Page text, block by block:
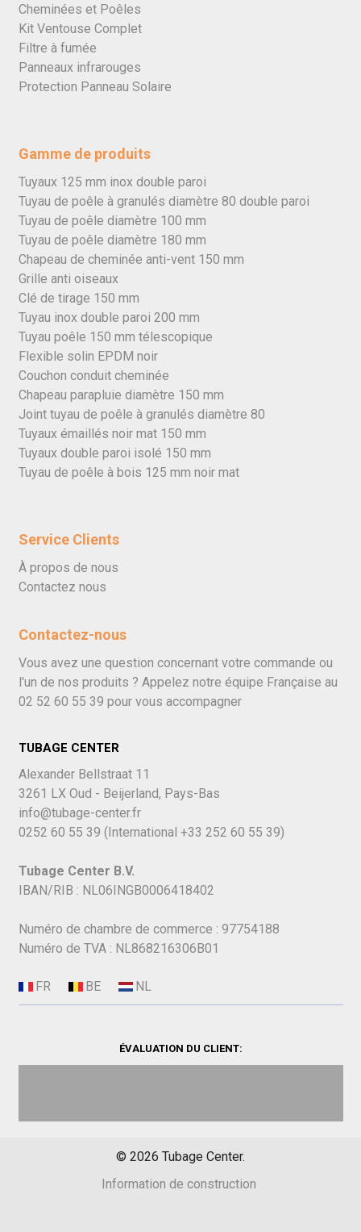
Cheminées et Poêles
Kit Ventouse Complet
Filtre à fumée
Panneaux infrarouges
Protection Panneau Solaire
Gamme de produits
Tuyaux 125 mm inox double paroi
Tuyau de poêle à granulés diamètre 80 double paroi
Tuyau de poêle diamètre 100 mm
Tuyau de poêle diamètre 180 mm
Chapeau de cheminée anti-vent 150 mm
Grille anti oiseaux
Clé de tirage 150 mm
Tuyau inox double paroi 200 mm
Tuyau poêle 150 mm télescopique
Flexible solin EPDM noir
Couchon conduit cheminée
Chapeau parapluie diamètre 150 mm
Joint tuyau de poêle à granulés diamètre 80
Tuyaux émaillés noir mat 150 mm
Tuyaux double paroi isolé 150 mm
Tuyau de poêle à bois 125 mm noir mat
Service Clients
À propos de nous
Contactez nous
Contactez-nous
Vous avez une question concernant votre commande ou
l'un de nos produits ? Appelez notre équipe Française au
02 52 60 55 39 pour vous accompagner
TUBAGE CENTER
Alexander Bellstraat 11
3261 LX Oud - Beijerland, Pays-Bas
info@tubage-center.fr
0252 60 55 39 (International +33 252 60 55 39)
Tubage Center B.V.
IBAN/RIB : NL06INGB0006418402
Numéro de chambre de commerce : 97754188
Numéro de TVA : NL868216306B01
ÉVALUATION DU CLIENT:
© 2026 Tubage Center.
Information de construction